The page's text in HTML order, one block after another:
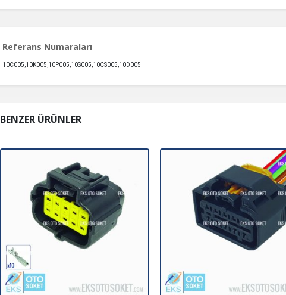
Referans Numaraları
10C005,10K005,10P005,10S005,10CS005,10D005
BENZER ÜRÜNLER